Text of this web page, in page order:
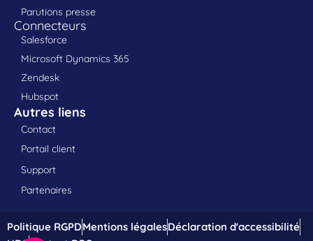
Parutions presse
Connecteurs
Salesforce
Microsoft Dynamics 365
Zendesk
Hubspot
Autres liens
Contact
Portail client
Support
Partenaires
Politique RGPDMentions légalesDéclaration d'accessibilité